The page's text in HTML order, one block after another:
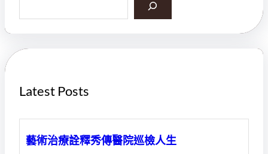
a
h
Latest Posts
藝術治療詮釋秀傳醫院巡檢人生